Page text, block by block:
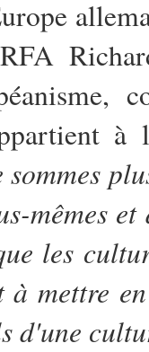
à
mêmes
les
à mettre
d'une